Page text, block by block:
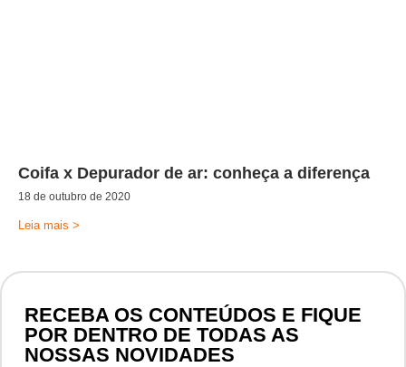
Coifa x Depurador de ar: conheça a diferença
18 de outubro de 2020
Leia mais >
RECEBA OS CONTEÚDOS E FIQUE
POR DENTRO DE TODAS AS
NOSSAS NOVIDADES